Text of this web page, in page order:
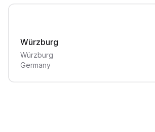
Würzburg
Würzburg
Germany